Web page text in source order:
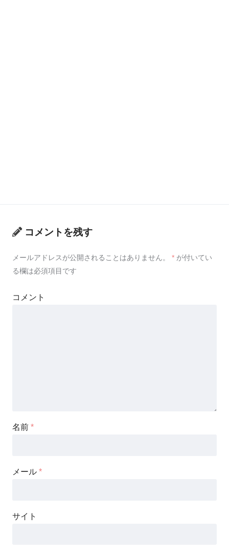
コメントを残す
メールアドレスが公開されることはありません。 * が付いてい
る欄は必須項目です
コメント
名前 *
メール *
サイト